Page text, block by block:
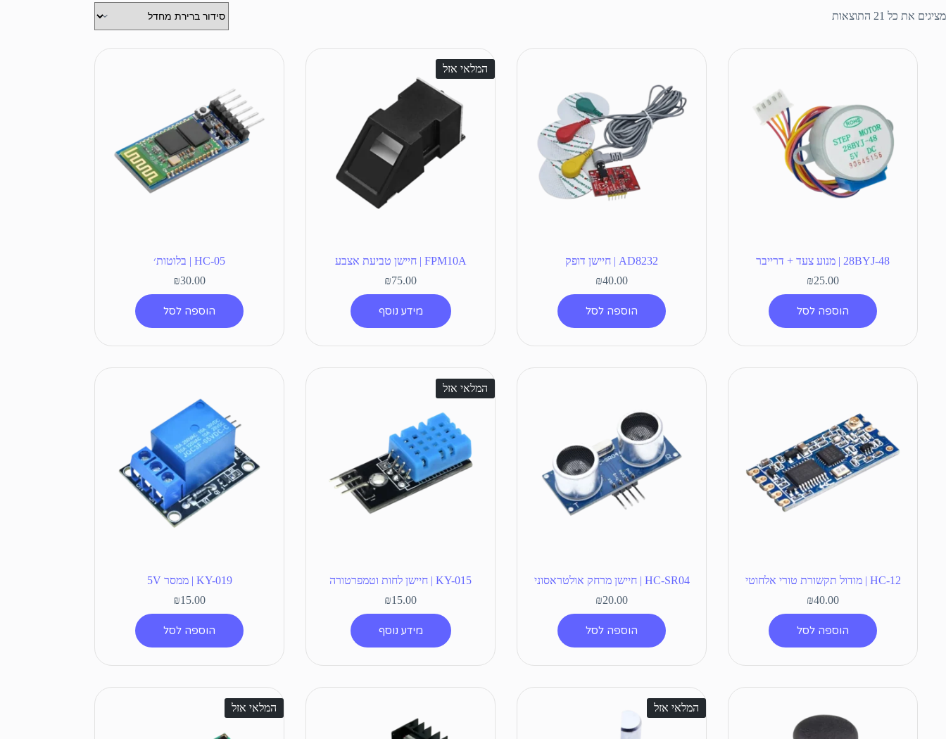
מציגים את כל ⁦21⁩ התוצאות
28BYJ-48 | מנוע צעד + דרייבר
₪25.00
הוספה לסל
AD8232 | חיישן דופק
₪40.00
הוספה לסל
המלאי אזל
FPM10A | חיישן טביעת אצבע
₪75.00
מידע נוסף
HC-05 | בלוטות׳
₪30.00
הוספה לסל
HC-12 | מודול תקשורת טורי אלחוטי
₪40.00
הוספה לסל
HC-SR04 | חיישן מרחק אולטראסוני
₪20.00
הוספה לסל
המלאי אזל
KY-015 | חיישן לחות וטמפרטורה
₪15.00
מידע נוסף
KY-019 | ממסר 5V
₪15.00
הוספה לסל
המלאי אזל המלאי אזל